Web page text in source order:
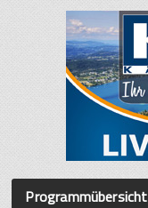
Programmübersicht